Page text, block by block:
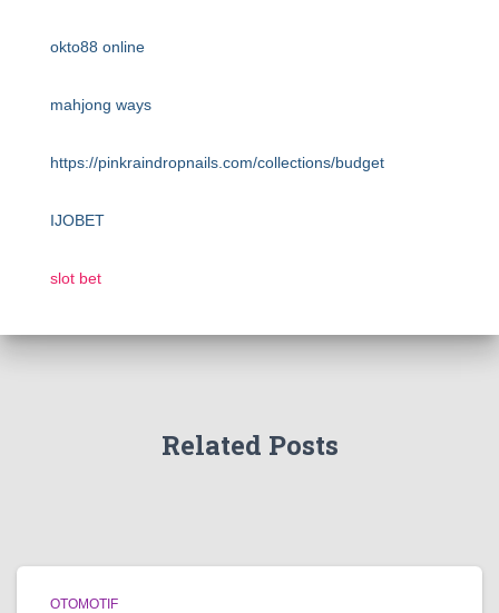
okto88 online
mahjong ways
https://pinkraindropnails.com/collections/budget
IJOBET
slot bet
Related Posts
OTOMOTIF